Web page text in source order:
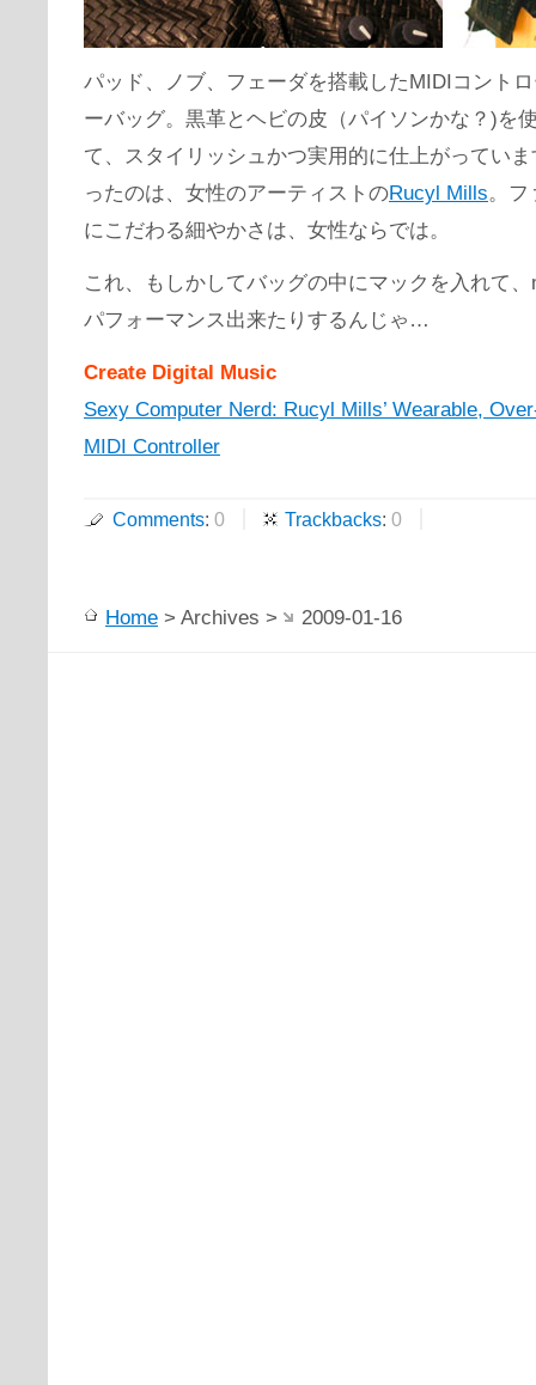
パッド、ノブ、フェーダを搭載したMIDIコント
ーバッグ。黒革とヘビの皮（パイソンかな？)を
て、スタイリッシュかつ実用的に仕上がってい
ったのは、女性のアーティストのRucyl Mills。フ
にこだわる細やかさは、女性ならでは。
これ、もしかしてバッグの中にマックを入れて
パフォーマンス出来たりするんじゃ…
Create Digital Music
Sexy Computer Nerd: Rucyl Mills’ Wearable,
MIDI Controller
Comments: 0 Trackbacks: 0
Home > Archives > 2009-01-16